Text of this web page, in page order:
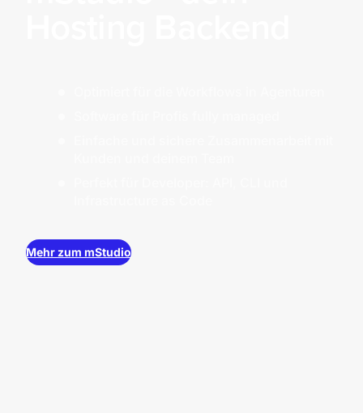
Mehr zum mStudio